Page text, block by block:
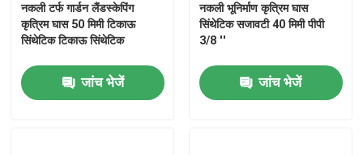
नकली टर्फ गार्डन लैंडस्केपिंग
कृत्रिम घास 50 मिमी टिकाऊ
सिंथेटिक टिकाऊ सिंथेटिक
जांच भेजें
नकली भूनिर्माण कृत्रिम घास
सिंथेटिक सजावटी 40 मिमी पीपी
3/8 ''
जांच भेजें